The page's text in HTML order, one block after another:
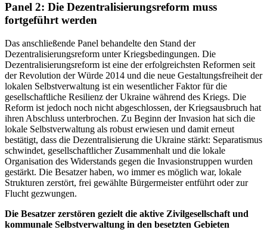
Panel 2: Die Dezentralisierungsreform muss
fortgeführt werden
Das anschließende Panel behandelte den Stand der
Dezentralisierungsreform unter Kriegsbedingungen. Die
Dezentralisierungsreform ist eine der erfolgreichsten Reformen seit
der Revolution der Würde 2014 und die neue Gestaltungsfreiheit der
lokalen Selbstverwaltung ist ein wesentlicher Faktor für die
gesellschaftliche Resilienz der Ukraine während des Kriegs. Die
Reform ist jedoch noch nicht abgeschlossen, der Kriegsausbruch hat
ihren Abschluss unterbrochen. Zu Beginn der Invasion hat sich die
lokale Selbstverwaltung als robust erwiesen und damit erneut
bestätigt, dass die Dezentralisierung die Ukraine stärkt: Separatismus
schwindet, gesellschaftlicher Zusammenhalt und die lokale
Organisation des Widerstands gegen die Invasionstruppen wurden
gestärkt. Die Besatzer haben, wo immer es möglich war, lokale
Strukturen zerstört, frei gewählte Bürgermeister entführt oder zur
Flucht gezwungen.
Die Besatzer zerstören gezielt die aktive Zivilgesellschaft und
kommunale Selbstverwaltung in den besetzten Gebieten